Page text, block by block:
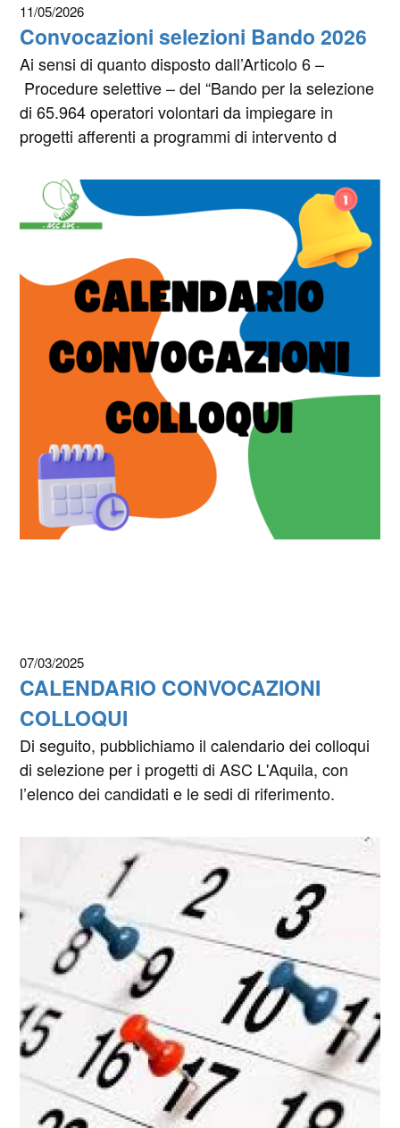
11/05/2026
Convocazioni selezioni Bando 2026
Ai sensi di quanto disposto dall’Articolo 6 –
Procedure selettive – del “Bando per la selezione
di 65.964 operatori volontari da impiegare in
progetti afferenti a programmi di intervento d
07/03/2025
CALENDARIO CONVOCAZIONI
COLLOQUI
Di seguito, pubblichiamo il calendario dei colloqui
di selezione per i progetti di ASC L'Aquila, con
l’elenco dei candidati e le sedi di riferimento.